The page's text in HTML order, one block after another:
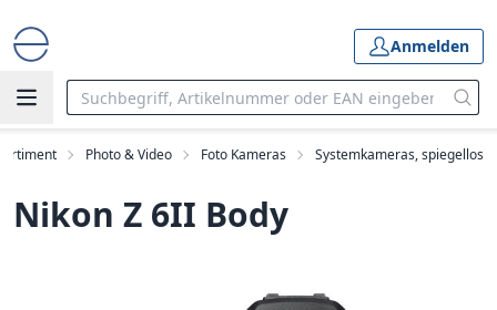
Anmelden
Photo & Video Foto Kameras Systemkameras, spiegellos
Nikon Z 6II Body